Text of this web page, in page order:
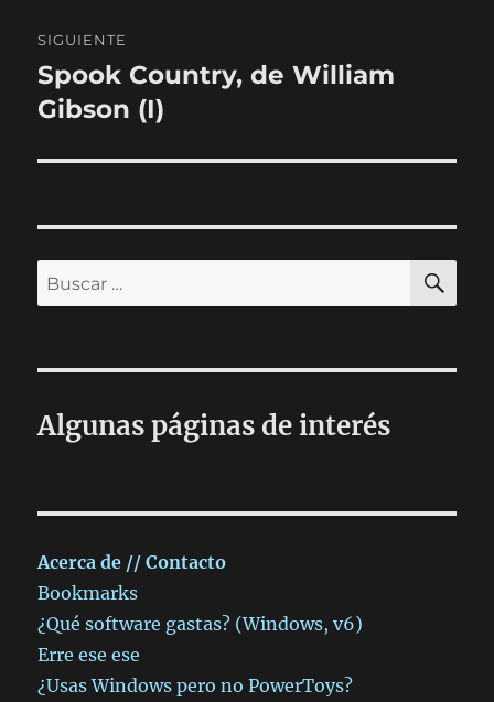
SIGUIENTE
Entrada
siguiente:
Spook Country, de William
Gibson (I)
Buscar
por:
Algunas páginas de interés
Acerca de // Contacto
Bookmarks
¿Qué software gastas? (Windows, v6)
Erre ese ese
¿Usas Windows pero no PowerToys?